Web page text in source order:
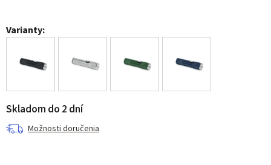
Varianty:
Skladom do 2 dní
Možnosti doručenia